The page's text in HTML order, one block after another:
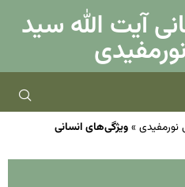
آیت الله سید
نورمفیدی»ویژگی‌های انسانی